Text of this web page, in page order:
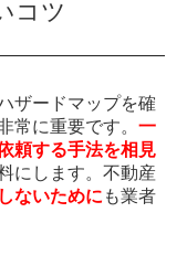
コツ
ザードマップを確
常に重要です。 一
頼する手法を相見
にします。不動産
ないために も業者